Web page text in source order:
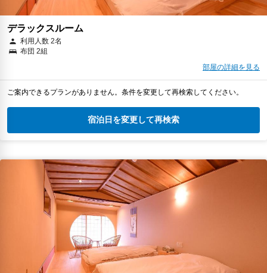
デラックスルーム
利用人数 2名
布団 2組
部屋の詳細を見る
ご案内できるプランがありません。条件を変更して再検索してください。
宿泊日を変更して再検索